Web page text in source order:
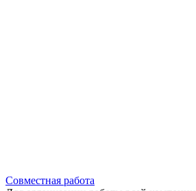
Совместная работа